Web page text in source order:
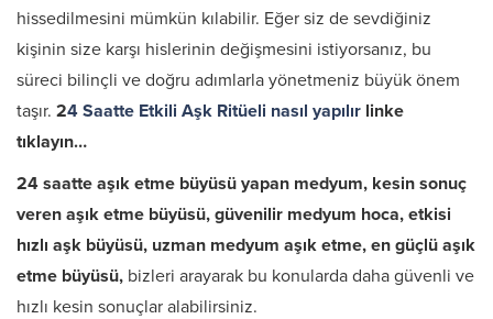
hissedilmesini mümkün kılabilir. Eğer siz de sevdiğiniz
kişinin size karşı hislerinin değişmesini istiyorsanız, bu
süreci bilinçli ve doğru adımlarla yönetmeniz büyük önem
taşır. 24 Saatte Etkili Aşk Ritüeli nasıl yapılır linke
tıklayın…
24 saatte aşık etme büyüsü yapan medyum, kesin sonuç
veren aşık etme büyüsü, güvenilir medyum hoca, etkisi
hızlı aşk büyüsü, uzman medyum aşık etme, en güçlü aşık
etme büyüsü, bizleri arayarak bu konularda daha güvenli ve
hızlı kesin sonuçlar alabilirsiniz.